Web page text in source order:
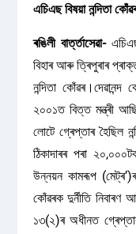
এচিএছ বিষয়া নন্দিতা
ৰঙিলী বাৰ্ত্তাসেৱা-এচিএছ
বিহাৰ আৰু ত্ৰিপুৰাৰ
নন্দিতা
২০০১ত বিত্ত মন্ত্ৰী
লোটে গ্ৰেপ্তাৰ হৈছিল
ঠিকাদাৰৰ পৰা
উন্নয়ন কামৰূপ
কোঁৱৰক দুৰ্নীতি
১৩(২)ৰ অধীনত